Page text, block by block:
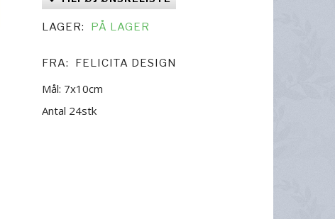
LAGER: PÅ LAGER
FRA: FELICITA DESIGN
Mål: 7x10cm
Antal 24stk